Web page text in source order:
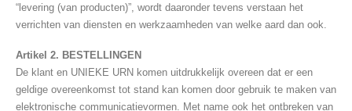
“levering (van producten)”, wordt daaronder tevens verstaan het
verrichten van diensten en werkzaamheden van welke aard dan ook.
Artikel 2. BESTELLINGEN
De klant en UNIEKE URN komen uitdrukkelijk overeen dat er een
geldige overeenkomst tot stand kan komen door gebruik te maken van
elektronische communicatievormen. Met name ook het ontbreken van